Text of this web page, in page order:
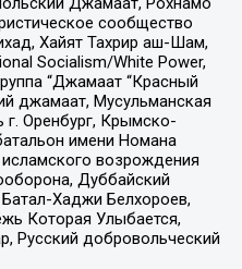
сообщество
Хайят Тахрир аш-Шам,
Socialism/White Power,
“Джамаат “Красный
джамаат, Мусульманская
г. Оренбург, Крымско-
имени Номана
возрождения
Дуббайский
Хаджи Белхороев,
Которая Улыбается,
Русский добровольческий